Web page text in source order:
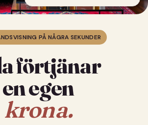
PÅ NÅGRA SEKUNDER
förtjänar
en egen
krona.